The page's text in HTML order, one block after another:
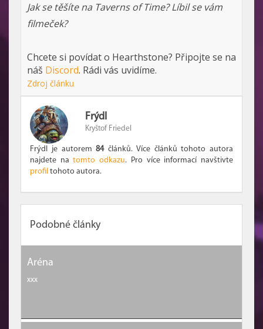
Jak se těšíte na Taverns of Time? Líbil se vám
filmeček?
Chcete si povídat o Hearthstone? Připojte se na
náš Discord. Rádi vás uvidíme.
Zdroj článku
Frýdl
Kryštof Friedel
Frýdl je autorem84článků. Více článků tohoto autora
najdete natomto odkazu. Pro více informací navštivte
profil tohoto autora.
Podobné články
Aréna
xxx